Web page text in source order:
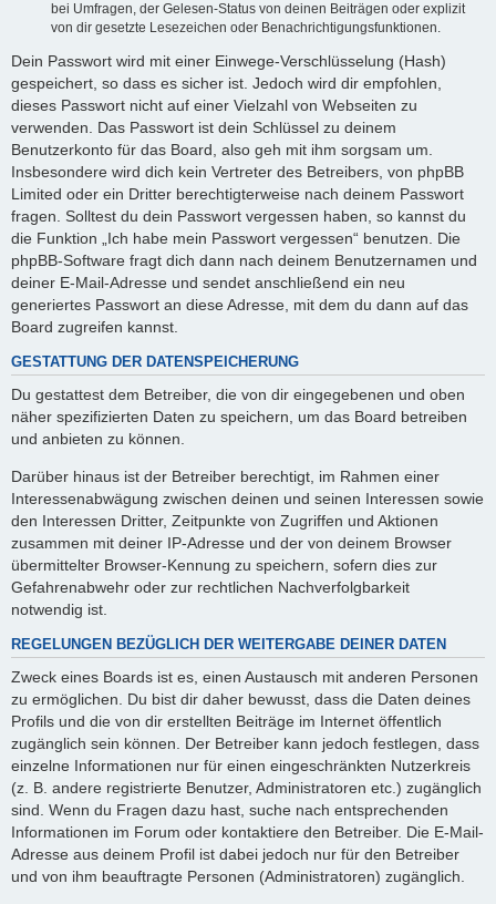
bei Umfragen, der Gelesen-Status von deinen Beiträgen oder explizit
von dir gesetzte Lesezeichen oder Benachrichtigungsfunktionen.
Dein Passwort wird mit einer Einwege-Verschlüsselung (Hash)
gespeichert, so dass es sicher ist. Jedoch wird dir empfohlen,
dieses Passwort nicht auf einer Vielzahl von Webseiten zu
verwenden. Das Passwort ist dein Schlüssel zu deinem
Benutzerkonto für das Board, also geh mit ihm sorgsam um.
Insbesondere wird dich kein Vertreter des Betreibers, von phpBB
Limited oder ein Dritter berechtigterweise nach deinem Passwort
fragen. Solltest du dein Passwort vergessen haben, so kannst du
die Funktion „Ich habe mein Passwort vergessen“ benutzen. Die
phpBB-Software fragt dich dann nach deinem Benutzernamen und
deiner E-Mail-Adresse und sendet anschließend ein neu
generiertes Passwort an diese Adresse, mit dem du dann auf das
Board zugreifen kannst.
GESTATTUNG DER DATENSPEICHERUNG
Du gestattest dem Betreiber, die von dir eingegebenen und oben
näher spezifizierten Daten zu speichern, um das Board betreiben
und anbieten zu können.
Darüber hinaus ist der Betreiber berechtigt, im Rahmen einer
Interessenabwägung zwischen deinen und seinen Interessen sowie
den Interessen Dritter, Zeitpunkte von Zugriffen und Aktionen
zusammen mit deiner IP-Adresse und der von deinem Browser
übermittelter Browser-Kennung zu speichern, sofern dies zur
Gefahrenabwehr oder zur rechtlichen Nachverfolgbarkeit
notwendig ist.
REGELUNGEN BEZÜGLICH DER WEITERGABE DEINER DATEN
Zweck eines Boards ist es, einen Austausch mit anderen Personen
zu ermöglichen. Du bist dir daher bewusst, dass die Daten deines
Profils und die von dir erstellten Beiträge im Internet öffentlich
zugänglich sein können. Der Betreiber kann jedoch festlegen, dass
einzelne Informationen nur für einen eingeschränkten Nutzerkreis
(z. B. andere registrierte Benutzer, Administratoren etc.) zugänglich
sind. Wenn du Fragen dazu hast, suche nach entsprechenden
Informationen im Forum oder kontaktiere den Betreiber. Die E-Mail-
Adresse aus deinem Profil ist dabei jedoch nur für den Betreiber
und von ihm beauftragte Personen (Administratoren) zugänglich.